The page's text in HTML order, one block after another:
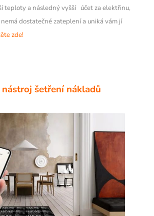
teploty a následný vyšší účet za elektřinu,
dostatečné zateplení a uniká vám jí
zde!
šetření nákladů